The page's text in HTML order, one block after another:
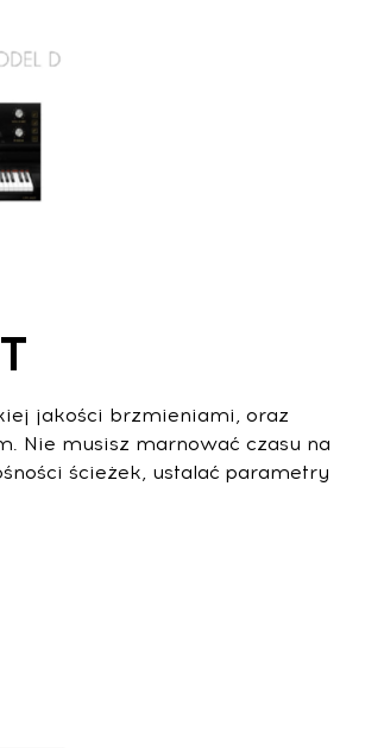
jakości brzmieniami, oraz
Nie musisz marnować czasu na
ścieżek, ustalać parametry